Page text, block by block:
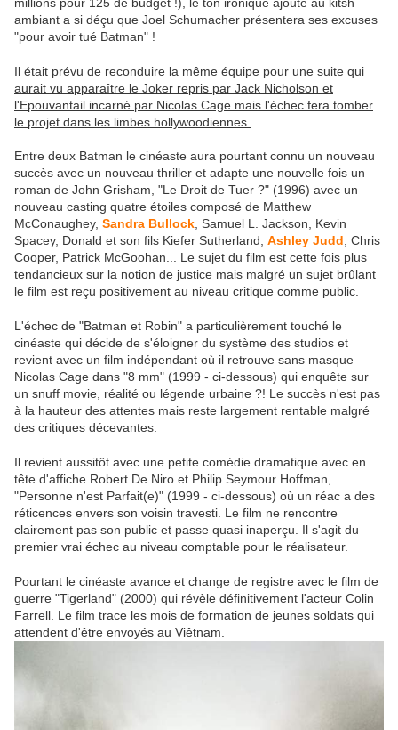
ambiant a si déçu que Joel Schumacher présentera ses excuses
"pour avoir tué Batman" !
Il était prévu de reconduire la même équipe pour une suite qui
aurait vu apparaître le Joker repris par Jack Nicholson et
l'Epouvantail incarné par Nicolas Cage mais l'échec fera tomber
le projet dans les limbes hollywoodiennes.
Entre deux Batman le cinéaste aura pourtant connu un nouveau
succès avec un nouveau thriller et adapte une nouvelle fois un
roman de John Grisham, "Le Droit de Tuer ?" (1996) avec un
nouveau casting quatre étoiles composé de Matthew
McConaughey, Sandra Bullock , Samuel L. Jackson, Kevin
Spacey, Donald et son fils Kiefer Sutherland, Ashley Judd , Chris
Cooper, Patrick McGoohan... Le sujet du film est cette fois plus
tendancieux sur la notion de justice mais malgré un sujet brûlant
le film est reçu positivement au niveau critique comme public.
L'échec de "Batman et Robin" a particulièrement touché le
cinéaste qui décide de s'éloigner du système des studios et
revient avec un film indépendant où il retrouve sans masque
Nicolas Cage dans "8 mm" (1999 - ci-dessous) qui enquête sur
un snuff movie, réalité ou légende urbaine ?! Le succès n'est pas
à la hauteur des attentes mais reste largement rentable malgré
des critiques décevantes.
Il revient aussitôt avec une petite comédie dramatique avec en
tête d'affiche Robert De Niro et Philip Seymour Hoffman,
"Personne n'est Parfait(e)" (1999 - ci-dessous) où un réac a des
réticences envers son voisin travesti. Le film ne rencontre
clairement pas son public et passe quasi inaperçu. Il s'agit du
premier vrai échec au niveau comptable pour le réalisateur.
Pourtant le cinéaste avance et change de registre avec le film de
guerre "Tigerland" (2000) qui révèle définitivement l'acteur Colin
Farrell. Le film trace les mois de formation de jeunes soldats qui
attendent d'être envoyés au Viêtnam.